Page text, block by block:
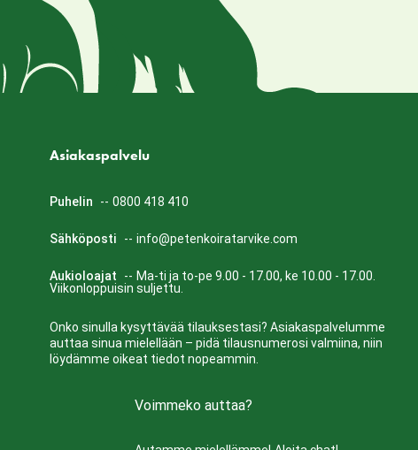
Asiakaspalvelu
Puhelin -- 0800 418 410
Sähköposti -- info@petenkoiratarvike.com
Aukioloajat -- Ma-ti ja to-pe 9.00 - 17.00, ke 10.00 - 17.00.
Viikonloppuisin suljettu.
Onko sinulla kysyttävää tilauksestasi? Asiakaspalvelumme
auttaa sinua mielellään – pidä tilausnumerosi valmiina, niin
löydämme oikeat tiedot nopeammin.
Voimmeko auttaa?